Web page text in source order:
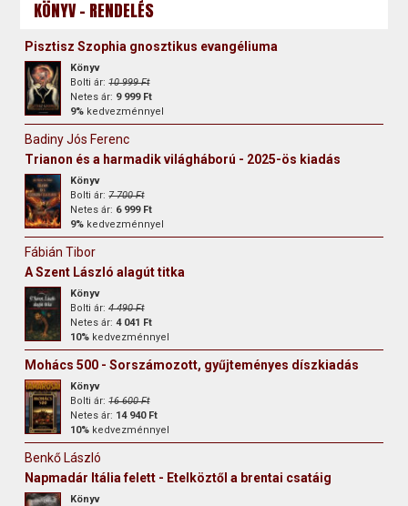
KÖNYV - RENDELÉS
Pisztisz Szophia gnosztikus evangéliuma
Könyv
Bolti ár:10 999 Ft
Netes ár: 9 999 Ft
9% kedvezménnyel
Badiny Jós Ferenc
Trianon és a harmadik világháború - 2025-ös kiadás
Könyv
Bolti ár:7 700 Ft
Netes ár: 6 999 Ft
9% kedvezménnyel
Fábián Tibor
A Szent László alagút titka
Könyv
Bolti ár:4 490 Ft
Netes ár:4 041 Ft
10% kedvezménnyel
Mohács 500 - Sorszámozott, gyűjteményes díszkiadás
Könyv
Bolti ár:16 600 Ft
Netes ár: 14 940 Ft
10% kedvezménnyel
Benkő László
Napmadár Itália felett - Etelköztől a brentai csatáig
Könyv